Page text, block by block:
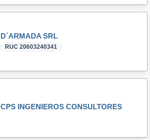
D´ARMADA SRL
RUC 20603240341
CPS INGENIEROS CONSULTORES